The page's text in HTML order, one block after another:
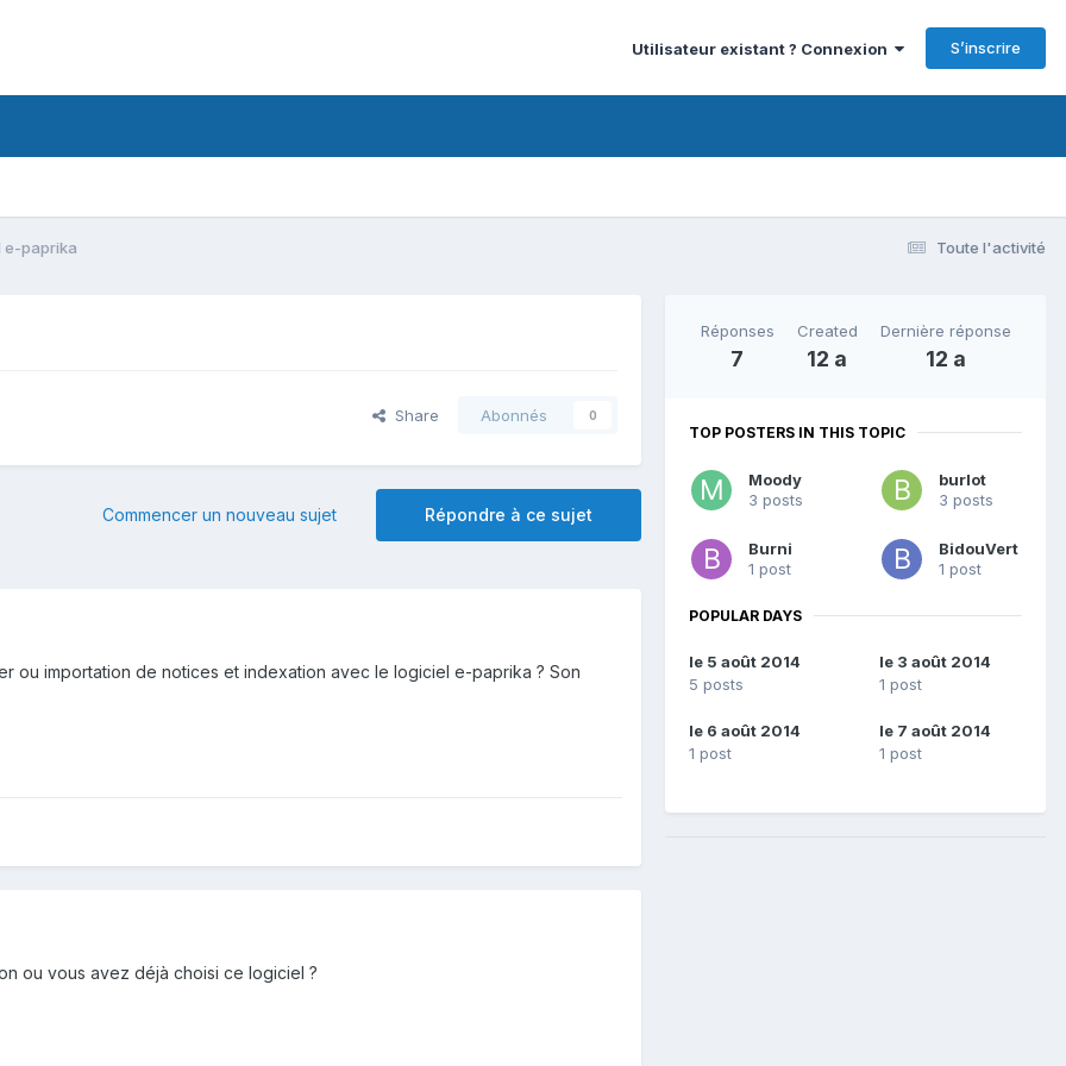
Utilisateur existant ? Connexion S’inscrire
Toute l'activité
e-paprika
Share Abonnés 0
Répondre à ce sujet
Commencer un nouveau sujet
ou importation de notices et indexation avec le logiciel e-paprika ? Son
ou vous avez déjà choisi ce logiciel ?
Réponses
7
Created
12 a
Dernière réponse
12 a
TOP POSTERS IN THIS TOPIC
Moody
3 posts
burlot
3 posts
Burni
1 post
BidouVert
1 post
POPULAR DAYS
le 5 août 2014
5 posts
le 3 août 2014
1 post
le 6 août 2014
1 post
le 7 août 2014
1 post